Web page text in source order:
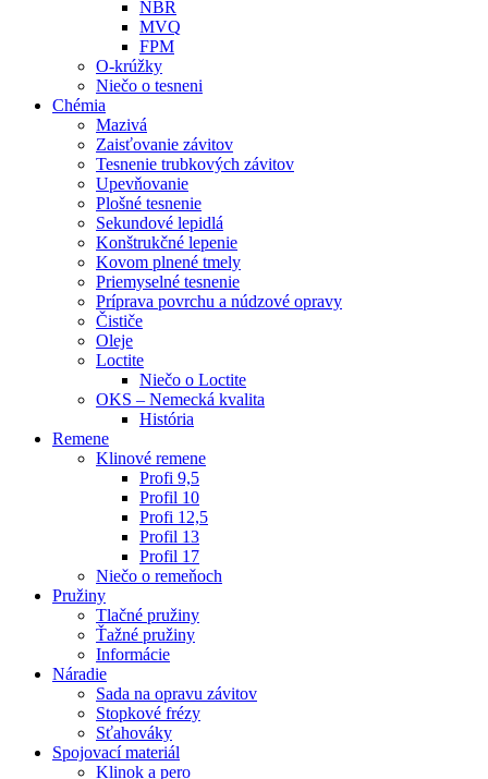
NBR
MVQ
FPM
O-krúžky
Niečo o tesneni
Chémia
Mazivá
Zaisťovanie závitov
Tesnenie trubkových závitov
Upevňovanie
Plošné tesnenie
Sekundové lepidlá
Konštrukčné lepenie
Kovom plnené tmely
Priemyselné tesnenie
Príprava povrchu a núdzové opravy
Čističe
Oleje
Loctite
Niečo o Loctite
OKS – Nemecká kvalita
História
Remene
Klinové remene
Profi 9,5
Profil 10
Profi 12,5
Profil 13
Profil 17
Niečo o remeňoch
Pružiny
Tlačné pružiny
Ťažné pružiny
Informácie
Náradie
Sada na opravu závitov
Stopkové frézy
Sťahováky
Spojovací materiál
Klinok a pero